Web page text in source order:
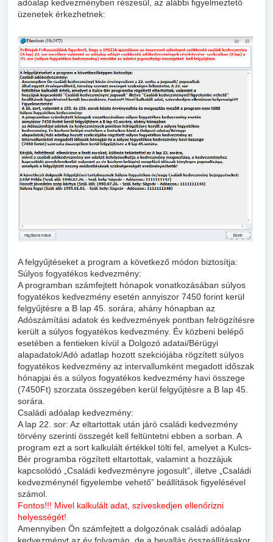
adóalap kedvezményben részesül, az alábbi figyelmeztető
üzenetek érkezhetnek:
A felgyűjtéseket a program a következő módon biztosítja:
Súlyos fogyatékos kedvezmény:
A programban számfejtett hónapok vonatkozásában súlyos
fogyatékos kedvezmény esetén annyiszor 7450 forint kerül
felgyűjtésre a B lap 45. sorára, ahány hónapban az
Adószámítási adatok és kedvezmények pontban felrögzítésre
került a súlyos fogyatékos kedvezmény. Év közbeni belépő
esetében a fentieken kívül a Dolgozó adatai/Bérügyi
alapadatok/Adó adatlap hozott szekciójába rögzített súlyos
fogyatékos kedvezmény az intervallumként megadott időszak
hónapjai és a súlyos fogyatékos kedvezmény havi összege
(7450Ft) szorzata összegében kerül felgyűjtésre a B lap 45.
sorára.
Családi adóalap kedvezmény:
A lap 22. sor: Az eltartottak után járó családi kedvezmény
törvény szerinti összegét kell feltüntetni ebben a sorban. A
program ezt a sort kalkulált értékkel tölti fel, amelyet a Kulcs-
Bér programba rögzített eltartottak, valamint a hozzájuk
kapcsolódó „Családi kedvezményre jogosult”, illetve „Családi
kedvezménynél figyelembe vehető” beállítások figyelésével
számol.
Fontos!!! Mivel kalkulált adat, szíveskedjen ellenőrizni
helyességét!
Amennyiben Ön számfejtett a dolgozónak családi adóalap